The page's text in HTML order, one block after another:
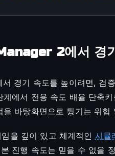
2에서 경
경기 속도를 높이려면, 검
계에서 전용 속도 배율 단축
바탕화면으로 튕기는 위험
을 깊이 있고 체계적인 시뮬
진행 속도는 믿을 수 없을